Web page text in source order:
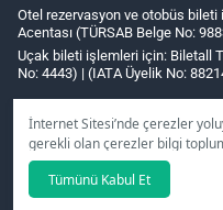
İnternet Sitesi’nde çerezler
gerekli olan çerezler bilgi
kullanılmaktadır. Tercihleriniz
kişiselleştirilmiş çerezleri ve
tıklamanız halinde
Tümünü Kabul Et
Otel rezervasyon ve otobüs
Acentası (TÜRSAB Belge No:
Uçak bileti işlemleri için: Biletall
No: 4443) | (IATA Üyelik No: